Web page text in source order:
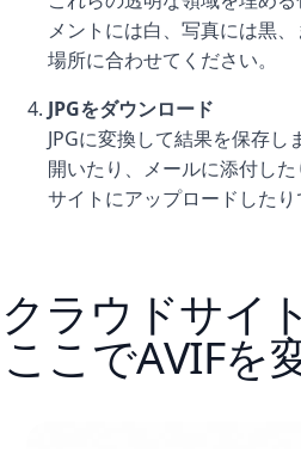
メントには白、写真には黒
場所に合わせてください。
JPGをダウンロード
JPGに変換して結果を保存し
開いたり、メールに添付し
サイトにアップロードしたり
クラウドサイ
ここでAVIFを